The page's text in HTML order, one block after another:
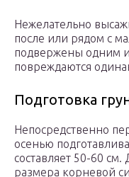
Нежелательно
после или рядом с
подвержены одним
повреждаются
Подготовка
Непосредственно
осенью
составляет 50-60
размера корневой